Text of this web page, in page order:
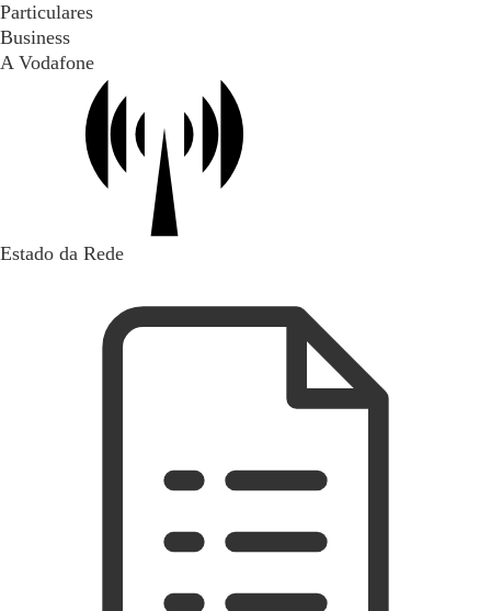
Particulares
Business
A Vodafone
Estado da Rede